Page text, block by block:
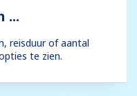
...
reisduur of aantal
te zien.